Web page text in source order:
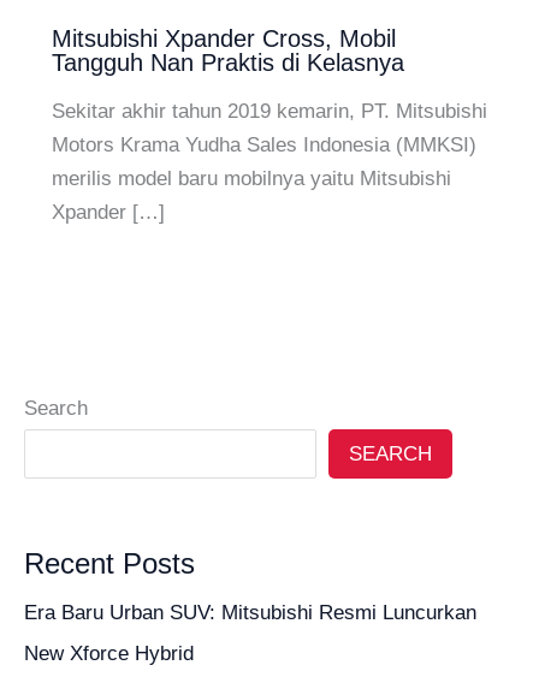
Mitsubishi Xpander Cross, Mobil
Tangguh Nan Praktis di Kelasnya
Sekitar akhir tahun 2019 kemarin, PT. Mitsubishi
Motors Krama Yudha Sales Indonesia (MMKSI)
merilis model baru mobilnya yaitu Mitsubishi
Xpander […]
Search
SEARCH
Recent Posts
Era Baru Urban SUV: Mitsubishi Resmi Luncurkan
New Xforce Hybrid